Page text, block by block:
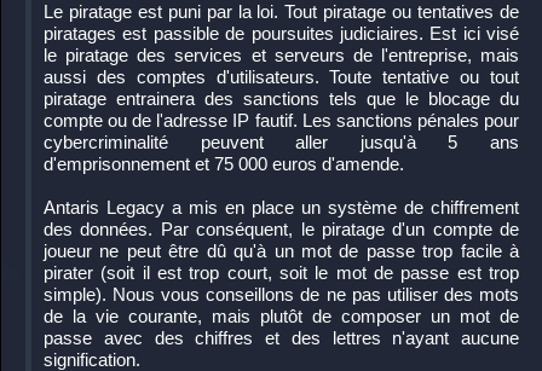
Le piratage est puni par la loi. Tout piratage ou tentatives de
piratages est passible de poursuites judiciaires. Est ici visé
le piratage des services et serveurs de l'entreprise, mais
aussi des comptes d'utilisateurs. Toute tentative ou tout
piratage entrainera des sanctions tels que le blocage du
compte ou de l'adresse IP fautif. Les sanctions pénales pour
cybercriminalité peuvent aller jusqu'à 5 ans
d'emprisonnement et 75 000 euros d'amende.
Antaris Legacy a mis en place un système de chiffrement
des données. Par conséquent, le piratage d'un compte de
joueur ne peut être dû qu'à un mot de passe trop facile à
pirater (soit il est trop court, soit le mot de passe est trop
simple). Nous vous conseillons de ne pas utiliser des mots
de la vie courante, mais plutôt de composer un mot de
passe avec des chiffres et des lettres n'ayant aucune
signification.